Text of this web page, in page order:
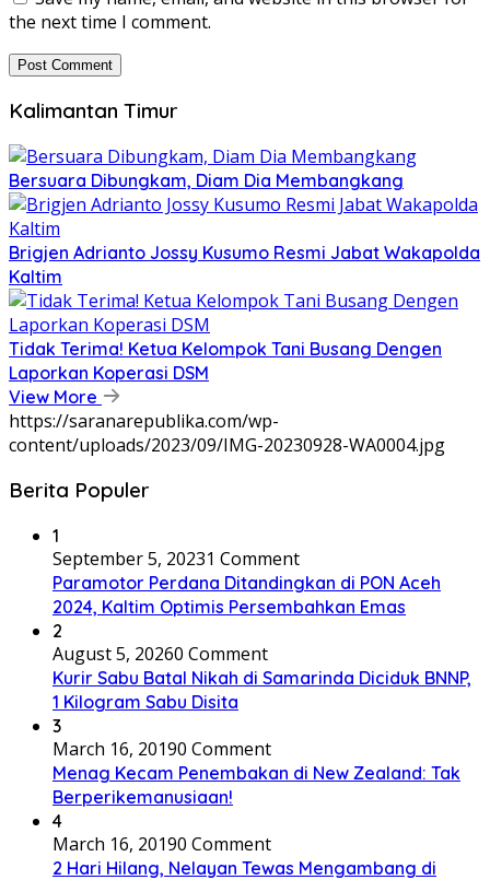
the next time I comment.
Kalimantan Timur
Bersuara Dibungkam, Diam Dia Membangkang
Brigjen Adrianto Jossy Kusumo Resmi Jabat Wakapolda
Kaltim
Tidak Terima! Ketua Kelompok Tani Busang Dengen
Laporkan Koperasi DSM
View More
https://saranarepublika.com/wp-
content/uploads/2023/09/IMG-20230928-WA0004.jpg
Berita Populer
1
September 5, 20231 Comment
Paramotor Perdana Ditandingkan di PON Aceh
2024, Kaltim Optimis Persembahkan Emas
2
August 5, 20260 Comment
Kurir Sabu Batal Nikah di Samarinda Diciduk BNNP,
1 Kilogram Sabu Disita
3
March 16, 20190 Comment
Menag Kecam Penembakan di New Zealand: Tak
Berperikemanusiaan!
4
March 16, 20190 Comment
2 Hari Hilang, Nelayan Tewas Mengambang di